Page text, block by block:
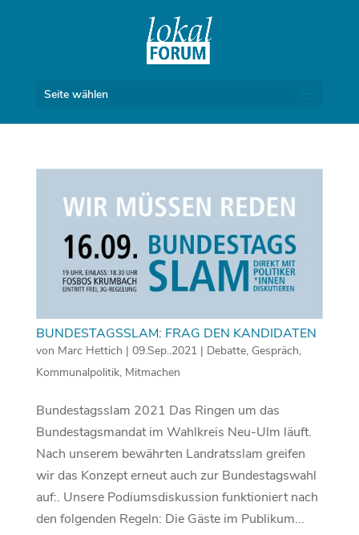
Seite wählen
BUNDESTAGSSLAM: FRAG DEN KANDIDATEN
von Marc Hettich | 09.Sep..2021| Debatte, Gespräch,
Kommunalpolitik, Mitmachen
Bundestagsslam 2021 Das Ringen um das
Bundestagsmandat im Wahlkreis Neu-Ulm läuft.
Nach unserem bewährten Landratsslam greifen
wir das Konzept erneut auch zur Bundestagswahl
auf:. Unsere Podiumsdiskussion funktioniert nach
den folgenden Regeln: Die Gäste im Publikum...